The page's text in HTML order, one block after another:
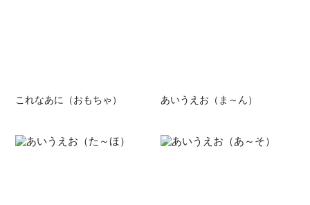
これなあに（おもちゃ） あいうえお（ま～ん）